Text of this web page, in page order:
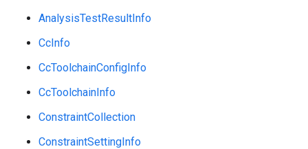
AnalysisTestResultInfo
CcInfo
CcToolchainConfigInfo
CcToolchainInfo
ConstraintCollection
ConstraintSettingInfo